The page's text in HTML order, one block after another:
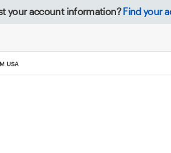
your account information? Find your
USA